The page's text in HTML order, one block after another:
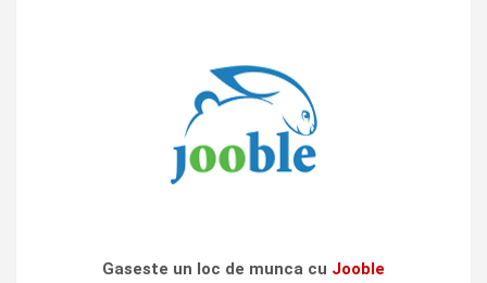
Gaseste un loc de munca cu Jooble